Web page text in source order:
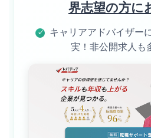
界志望の方に
✓
キャリアアドバイザー
実！非公開求人も